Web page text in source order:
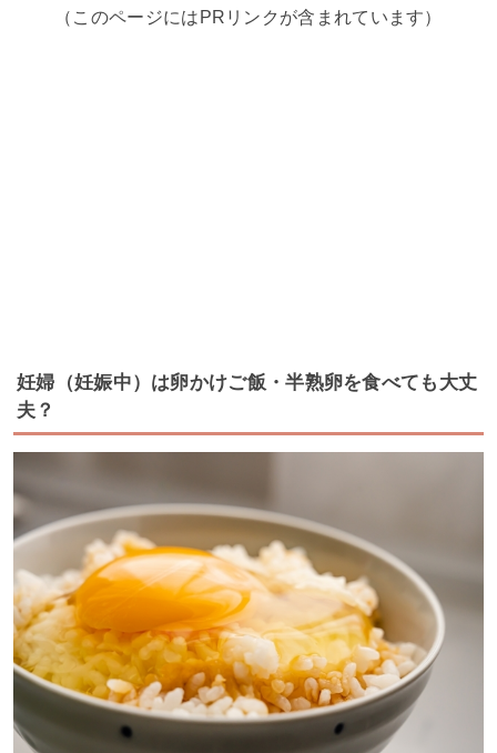
（このページにはPRリンクが含まれています）
妊婦（妊娠中）は卵かけご飯・半熟卵を食べても大丈
夫？